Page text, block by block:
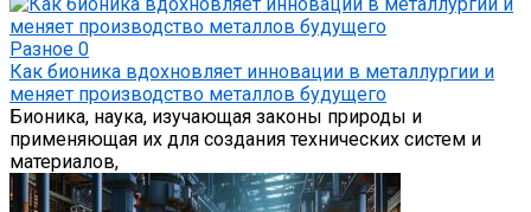
Разное 0
Как бионика вдохновляет инновации в металлургии и
меняет производство металлов будущего
Бионика, наука, изучающая законы природы и
применяющая их для создания технических систем и
материалов,